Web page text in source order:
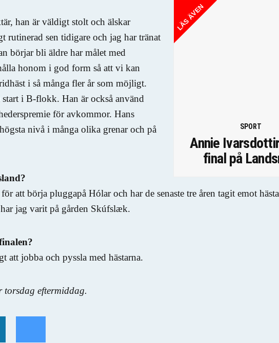
LÄS ÄVEN
SPORT
Annie
final på
han är väldigt stolt och älskar
rutinerad sen tidigare och jag har tränat
börjar bli äldre har målet med
honom i god form så att vi kan
i så många fler år som möjligt.
i B-flokk. Han är också använd
för avkommor. Hans
nivå i många olika grenar och på
att börja pluggapå Hólar och har de senaste tre åren tagit emot
jag varit på gården Skúfslæk.
att jobba och pyssla med hästarna.
eftermiddag.